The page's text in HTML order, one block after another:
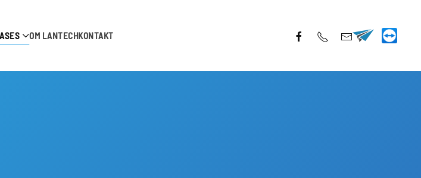
OM LANTECHKONTAKT